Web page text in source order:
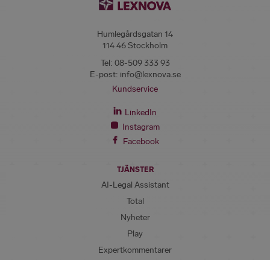
Humlegårdsgatan 14
114 46 Stockholm
Tel: 08-509 333 93
E-post: info@lexnova.se
Kundservice
LinkedIn
Instagram
Facebook
TJÄNSTER
AI-Legal Assistant
Total
Nyheter
Play
Expertkommentarer